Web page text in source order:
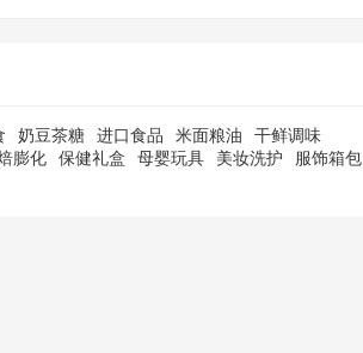
奶豆茶糖 进口食品 米面粮油
干鲜调味
膨化 保健礼盒 母婴玩具 美妆洗护
服饰箱包